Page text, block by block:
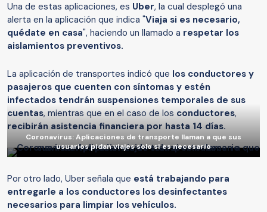
Una de estas aplicaciones, es Uber, la cual desplegó una
alerta en la aplicación que indica "Viaja si es necesario,
quédate en casa", haciendo un llamado a respetar los
aislamientos preventivos.
La aplicación de transportes indicó que los conductores y
pasajeros que cuenten con síntomas y estén
infectados tendrán suspensiones temporales de sus
cuentas, mientras que en el caso de los conductores,
recibirán asistencia financiera por hasta 14 días.
Coronavirus: Aplicaciones de transporte llaman a que sus
usuarios pidan viajes solo si es necesario
Por otro lado, Uber señala que está trabajando para
entregarle a los conductores los desinfectantes
necesarios para limpiar los vehículos.